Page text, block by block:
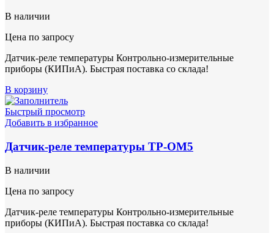
В наличии
Цена по запросу
Датчик-реле температуры Контрольно-измерительные
приборы (КИПиА). Быстрая поставка со склада!
В корзину
Быстрый просмотр
Добавить в избранное
Датчик-реле температуры ТР-ОМ5
В наличии
Цена по запросу
Датчик-реле температуры Контрольно-измерительные
приборы (КИПиА). Быстрая поставка со склада!